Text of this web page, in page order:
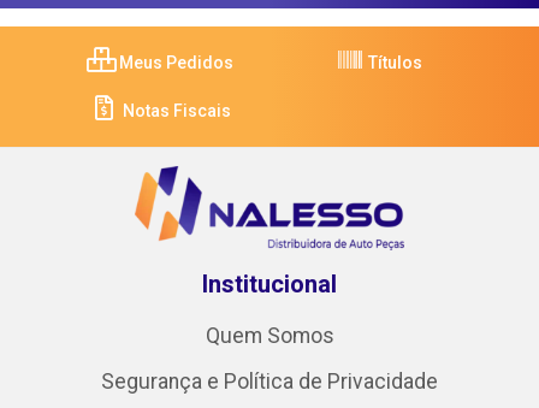
Meus Pedidos Títulos
Notas Fiscais
Institucional
Quem Somos
Segurança e Política de Privacidade